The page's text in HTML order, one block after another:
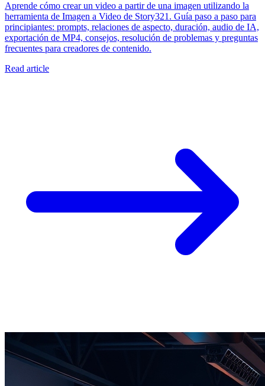
Aprende cómo crear un video a partir de una imagen utilizando la
herramienta de Imagen a Video de Story321. Guía paso a paso para
principiantes: prompts, relaciones de aspecto, duración, audio de IA,
exportación de MP4, consejos, resolución de problemas y preguntas
frecuentes para creadores de contenido.
Read article